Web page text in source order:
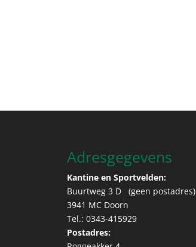
Adresgegevens
Kantine en Sportvelden:
Buurtweg 3 D (geen postadres)
3941 MC Doorn
Tel.: 0343-415929
Postadres: